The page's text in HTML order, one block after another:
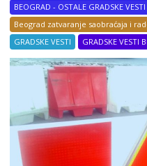
BEOGRAD - OSTALE GRADSKE VESTI
Beograd zatvaranje saobraćaja i
GRADSKE VESTI
GRADSKE VESTI